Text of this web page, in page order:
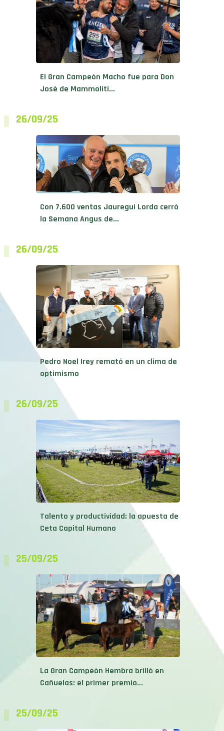
El Gran Campeón Macho fue para Don
José de Mammoliti...
26/09/25
Con 7.600 ventas Jauregui Lorda cerró
la Semana Angus de...
26/09/25
Pedro Noel Irey remató en un clima de
optimismo
26/09/25
Talento y productividad: la apuesta de
Ceta Capital Humano
25/09/25
La Gran Campeón Hembra brilló en
Cañuelas: el primer premio...
25/09/25